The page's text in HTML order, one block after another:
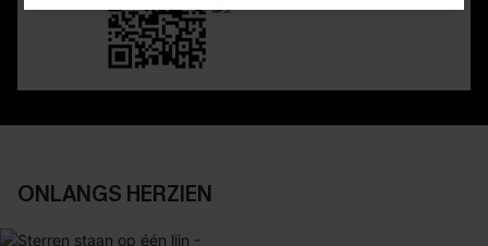
ONLANGS HERZIEN